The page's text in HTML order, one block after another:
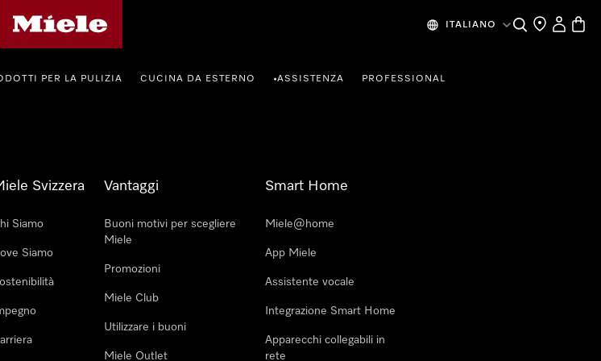
ITALIANO CercaRicerca
Il mio
PER LA PULIZIA CUCINA DA ESTERNO •ASSISTENZA PROFESSIONAL
Svizzera
Siamo
Siamo
Vantaggi
Buoni motivi per scegliere
Miele
Promozioni
Miele Club
Utilizzare i buoni
Miele Outlet
Smart Home
Miele@home
App Miele
Assistente vocale
Integrazione Smart Home
Apparecchi collegabili in
rete